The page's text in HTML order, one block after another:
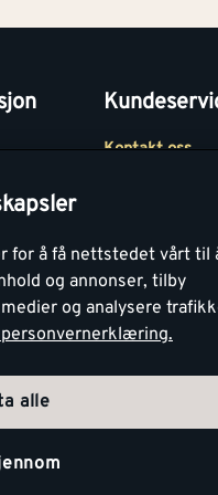
Kontakt oss
Montér Bedrift
for å få nettstedet vårt til
og annonser, tilby
og analysere
alle